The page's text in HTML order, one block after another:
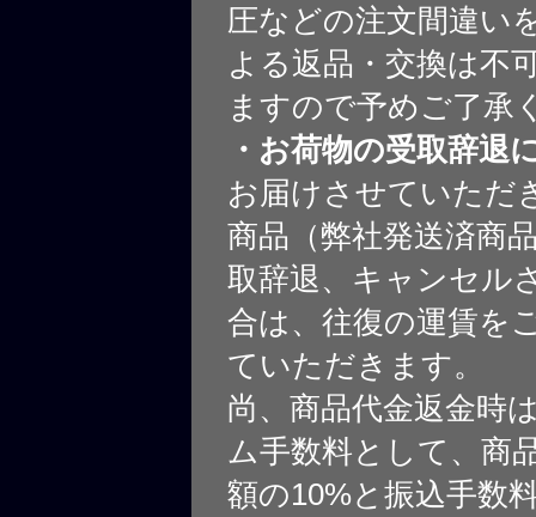
圧などの注文間違い
よる返品・交換は不
ますので予めご了承
・お荷物の受取辞退
お届けさせていただ
商品（弊社発送済商
取辞退、キャンセル
合は、往復の運賃を
ていただきます。
尚、商品代金返金時
ム手数料として、商
額の10%と振込手数